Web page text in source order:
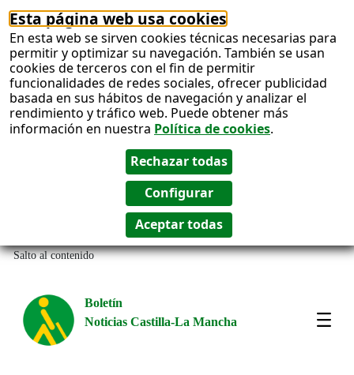
Esta página web usa cookies
En esta web se sirven cookies técnicas necesarias para
permitir y optimizar su navegación. También se usan
cookies de terceros con el fin de permitir
funcionalidades de redes sociales, ofrecer publicidad
basada en sus hábitos de navegación y analizar el
rendimiento y tráfico web. Puede obtener más
información en nuestra Política de cookies.
Salto al contenido
Boletín
Noticias Castilla-La Mancha